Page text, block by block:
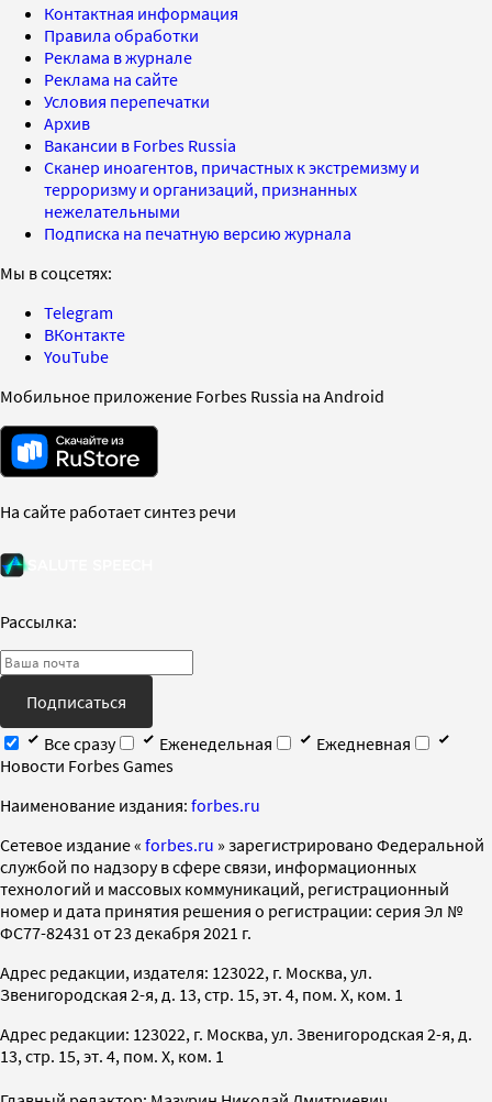
Контактная информация
Правила обработки
Реклама в журнале
Реклама на сайте
Условия перепечатки
Архив
Вакансии в Forbes Russia
Сканер иноагентов, причастных к экстремизму и
терроризму и организаций, признанных
нежелательными
Подписка на печатную версию журнала
Мы в соцсетях:
Telegram
ВКонтакте
YouTube
Мобильное приложение Forbes Russia на Android
На сайте работает синтез речи
Рассылка:
Подписаться
Все сразу
Еженедельная
Ежедневная
Новости Forbes Games
Наименование издания: forbes.ru
Cетевое издание « forbes.ru » зарегистрировано Федеральной
службой по надзору в сфере связи, информационных
технологий и массовых коммуникаций, регистрационный
номер и дата принятия решения о регистрации: серия Эл №
ФС77-82431 от 23 декабря 2021 г.
Адрес редакции, издателя: 123022, г. Москва, ул.
Звенигородская 2-я, д. 13, стр. 15, эт. 4, пом. X, ком. 1
Адрес редакции: 123022, г. Москва, ул. Звенигородская 2-я, д.
13, стр. 15, эт. 4, пом. X, ком. 1